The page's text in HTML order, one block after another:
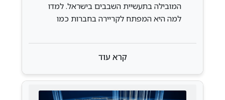
המובילה בתעשיית השבבים בישראל. למדו
למה היא המפתח לקריירה בחברות כמו
ללמוד אותה
קרא עוד